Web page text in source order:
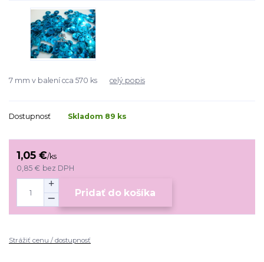
7 mm v balení cca 570 ks celý popis
Dostupnosť Skladom 89 ks
1,05 €/ks
0,85 € bez DPH
Pridať do košíka
Strážiť cenu / dostupnosť